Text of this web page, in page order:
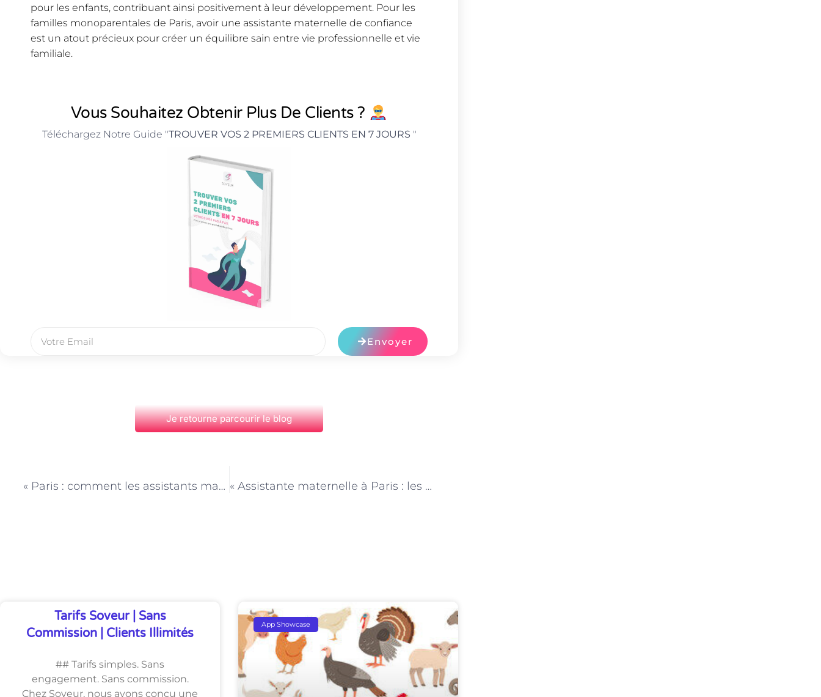
pour les enfants, contribuant ainsi positivement à leur développement. Pour les
familles monoparentales de Paris, avoir une assistante maternelle de confiance
est un atout précieux pour créer un équilibre sain entre vie professionnelle et vie
familiale.
Vous Souhaitez Obtenir Plus De Clients ?
Téléchargez Notre Guide "TROUVER VOS 2 PREMIERS CLIENTS EN 7 JOURS "
Envoyer
Je retourne parcourir le blog
« Paris : comment les assistants maternels doivent-ils la motricité et la coordination des enfants ? » « Assistante maternelle à Paris : les bénéfices de la socialisation entre enfants accueillis »
Tarifs Soveur | Sans
Commission | Clients Illimités
## Tarifs simples. Sans
engagement. Sans commission.
Chez Soveur, nous avons conçu une
App Showcase